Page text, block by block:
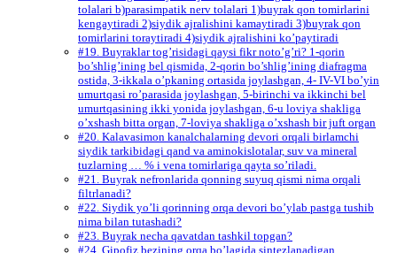
tolalari b)parasimpatik nerv tolalari 1)buyrak qon tomirlarini
kengaytiradi 2)siydik ajralishini kamaytiradi 3)buyrak qon
tomirlarini toraytiradi 4)siydik ajralishini ko’paytiradi
#19. Buyraklar tog’risidagi qaysi fikr noto’g’ri? 1-qorin
bo’shlig’ining bel qismida, 2-qorin bo’shlig’ining diafragma
ostida, 3-ikkala o’pkaning ortasida joylashgan, 4- IV-VI bo’yin
umurtqasi ro’parasida joylashgan, 5-birinchi va ikkinchi bel
umurtqasining ikki yonida joylashgan, 6-u loviya shakliga
o’xshash bitta organ, 7-loviya shakliga o’xshash bir juft organ
#20. Kalavasimon kanalchalarning devori orqali birlamchi
siydik tarkibidagi qand va aminokislotalar, suv va mineral
tuzlarning … % i vena tomirlariga qayta so’riladi.
#21. Buyrak nefronlarida qonning suyuq qismi nima orqali
filtrlanadi?
#22. Siydik yo’li qorinning orqa devori bo’ylab pastga tushib
nima bilan tutashadi?
#23. Buyrak necha qavatdan tashkil topgan?
#24. Gipofiz bezining orqa bo’lagida sintezlanadigan